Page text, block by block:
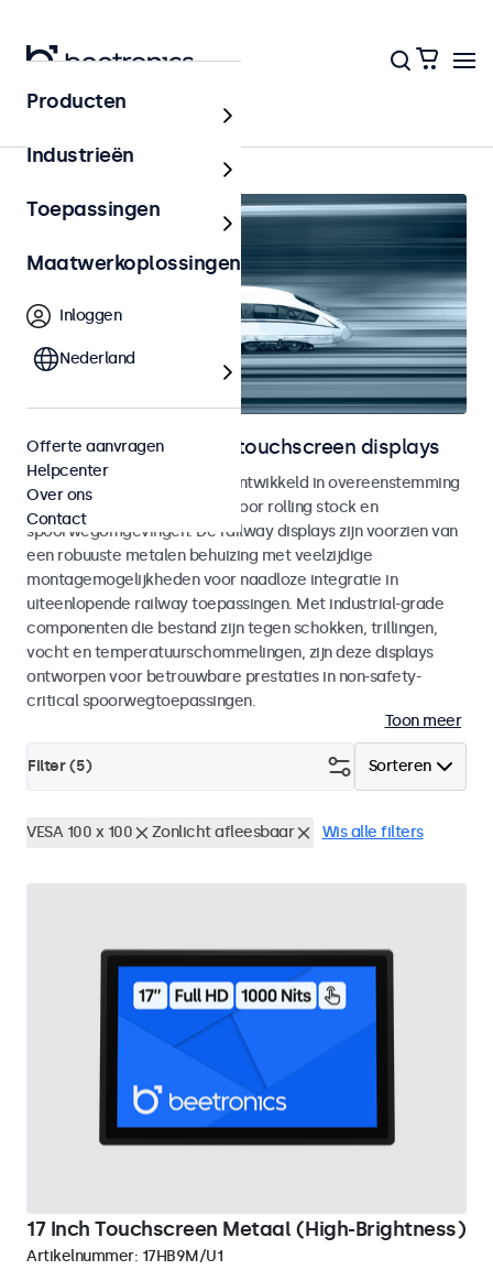
Home
Railway monitoren en touchscreen displays
Monitoren en touchscreens ontwikkeld in overeenstemming
met EN 50155 en EN 45545-2 voor rolling stock en
spoorwegomgevingen. De railway displays zijn voorzien van
een robuuste metalen behuizing met veelzijdige
montagemogelijkheden voor naadloze integratie in
uiteenlopende railway toepassingen. Met industrial-grade
componenten die bestand zijn tegen schokken, trillingen,
vocht en temperatuurschommelingen, zijn deze displays
ontworpen voor betrouwbare prestaties in non-safety-
critical spoorwegtoepassingen.
Toon meer
Sorteren
Filter (5)
VESA 100 x 100 Zonlicht afleesbaar Wis alle filters
17 Inch Touchscreen Metaal (High-Brightness)
Artikelnummer: 17HB9M/U1
Producten
Industrieën
Toepassingen
Maatwerkoplossingen
Inloggen
Nederland
Offerte aanvragen
Helpcenter
Over ons
Contact